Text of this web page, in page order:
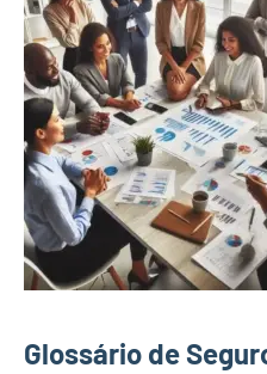
Glossário de